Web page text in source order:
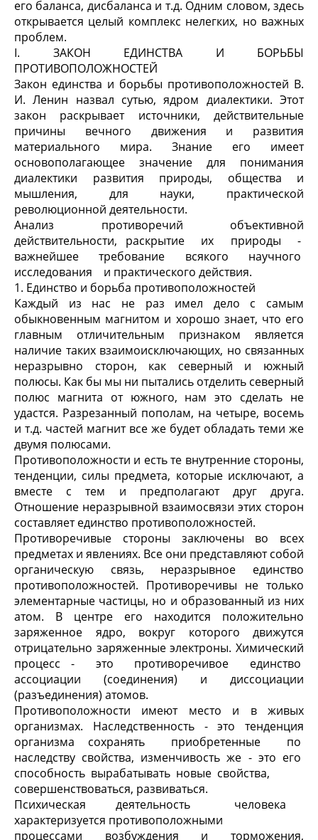
его баланса, дисбаланса и т.д. Одним словом, здесь
открывается целый комплекс нелегких, но важных
проблем.
I. ЗАКОН ЕДИНСТВА И БОРЬБЫ
ПРОТИВОПОЛОЖНОСТЕЙ
Закон единства и борьбы противоположностей В.
И. Ленин назвал сутью, ядром диалектики. Этот
закон раскрывает источники, действительные
причины вечного движения и развития
материального мира. Знание его имеет
основополагающее значение для понимания
диалектики развития природы, общества и
мышления, для науки, практической
революционной деятельности.
Анализ противоречий объективной
действительности, раскрытие их природы -
важнейшее требование всякого научного
исследования и практического действия.
1. Единство и борьба противоположностей
Каждый из нас не раз имел дело с самым
обыкновенным магнитом и хорошо знает, что его
главным отличительным признаком является
наличие таких взаимоисключающих, но связанных
неразрывно сторон, как северный и южный
полюсы. Как бы мы ни пытались отделить северный
полюс магнита от южного, нам это сделать не
удастся. Разрезанный пополам, на четыре, восемь
и т.д. частей магнит все же будет обладать теми же
двумя полюсами.
Противоположности и есть те внутренние стороны,
тенденции, силы предмета, которые исключают, а
вместе с тем и предполагают друг друга.
Отношение неразрывной взаимосвязи этих сторон
составляет единство противоположностей.
Противоречивые стороны заключены во всех
предметах и явлениях. Все они представляют собой
органическую связь, неразрывное единство
противоположностей. Противоречивы не только
элементарные частицы, но и образованный из них
атом. В центре его находится положительно
заряженное ядро, вокруг которого движутся
отрицательно заряженные электроны. Химический
процесс - это противоречивое единство
ассоциации (соединения) и диссоциации
(разъединения) атомов.
Противоположности имеют место и в живых
организмах. Наследственность - это тенденция
организма сохранять приобретенные по
наследству свойства, изменчивость же - это его
способность вырабатывать новые свойства,
совершенствоваться, развиваться.
Психическая деятельность человека
характеризуется противоположными
процессами возбуждения и торможения,